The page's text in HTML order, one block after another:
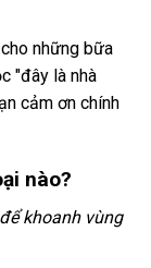
những bữa
"đây là nhà
cảm ơn chính
nào?
khoanh vùng